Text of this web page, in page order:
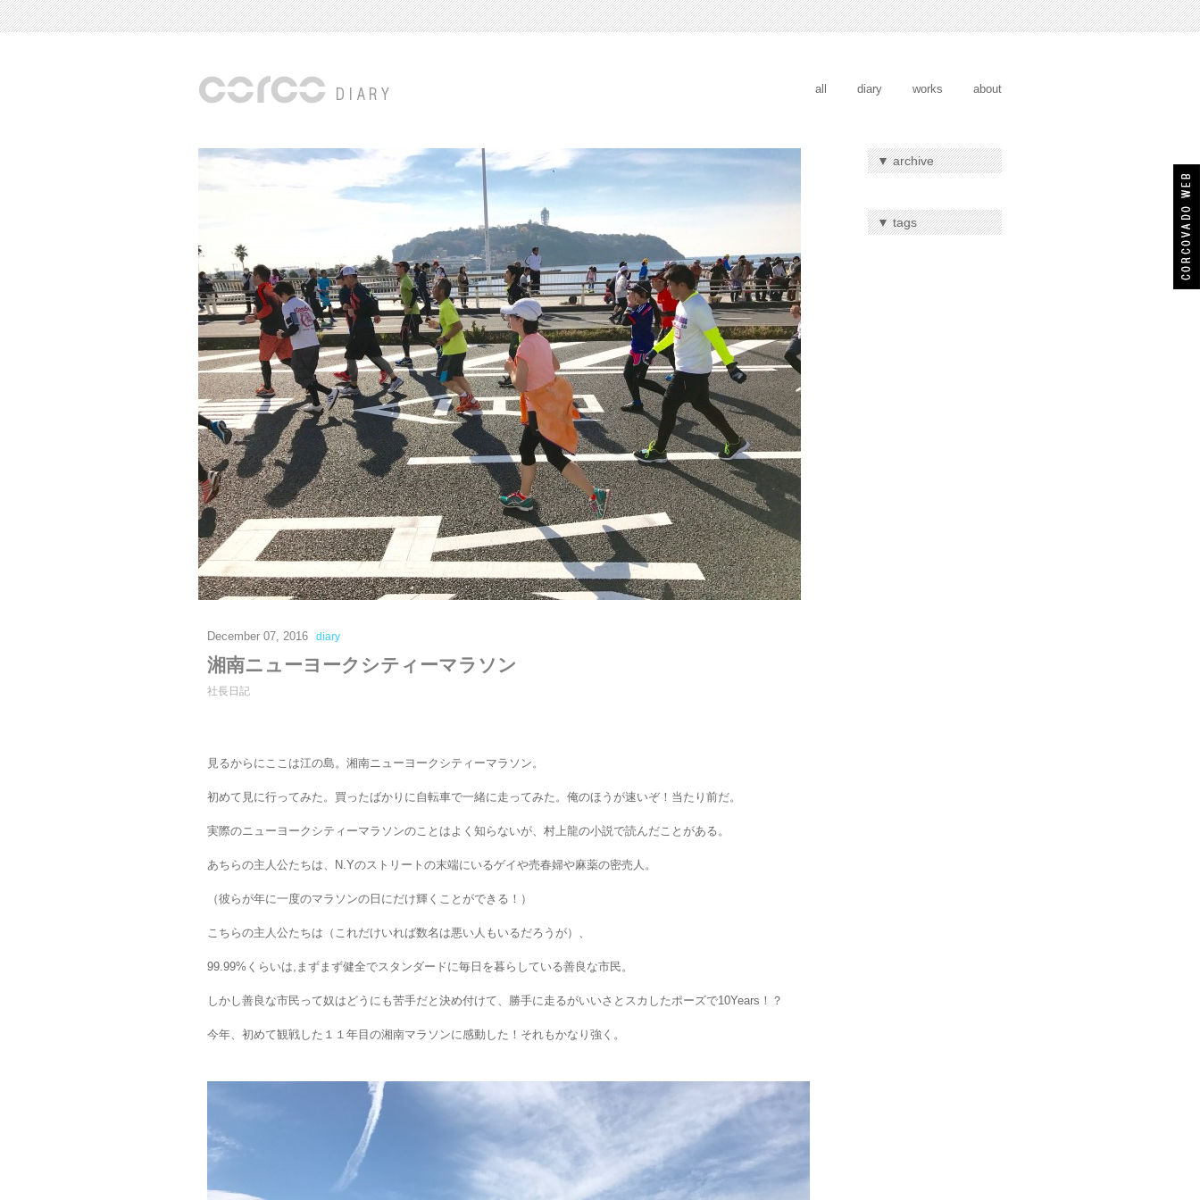
all diary works about
December 07, 2016 diary
湘南ニューヨークシティーマラソン
社長日記
見るからにここは江の島。湘南ニューヨークシティーマラソン。
初めて見に行ってみた。買ったばかりに自転車で一緒に走ってみた。俺のほうが速いぞ！当たり前だ。
実際のニューヨークシティーマラソンのことはよく知らないが、村上龍の小説で読んだことがある。
あちらの主人公たちは、N.Yのストリートの末端にいるゲイや売春婦や麻薬の密売人。
（彼らが年に一度のマラソンの日にだけ輝くことができる！）
こちらの主人公たちは（これだけいれば数名は悪い人もいるだろうが）、
99.99%くらいは,まずまず健全でスタンダードに毎日を暮らしている善良な市民。
しかし善良な市民って奴はどうにも苦手だと決め付けて、勝手に走るがいいさとスカしたポーズで10Years！？
今年、初めて観戦した１１年目の湘南マラソンに感動した！それもかなり強く。
▼ archive
▼ tags